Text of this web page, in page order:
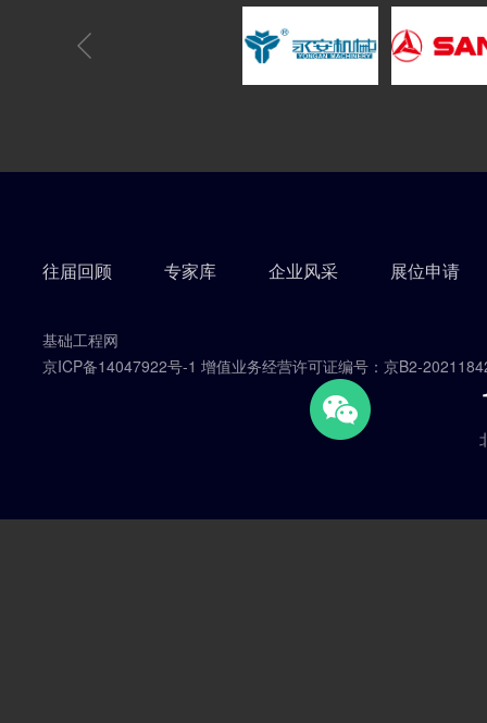
往届回顾 专家库 企业风采 展位申请
基础工程网
京ICP备14047922号-1 增值业务经营许可证编号：京B2-